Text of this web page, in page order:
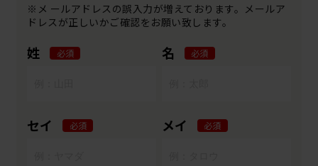
※メ ールアドレスの誤入力が増えております。メールア
ドレスが正しいかご確認をお願い致します。
姓 必須 名 必須
セイ 必須 メイ 必須